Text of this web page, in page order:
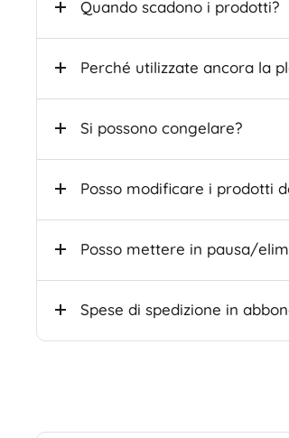
Quando scadono i prodotti?
Perché utilizzate ancora la
Si possono congelare?
Posso modificare i prodotti
Posso mettere in pausa/
Spese di spedizione in